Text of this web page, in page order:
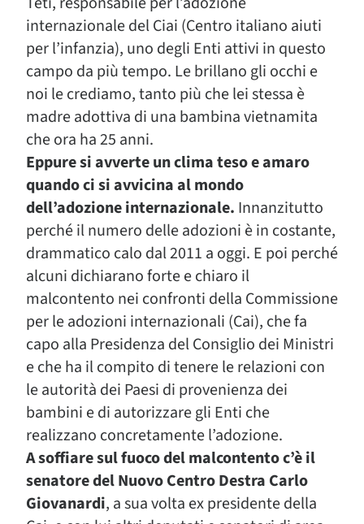
internazionale del Ciai (Centro italiano aiuti
per l’infanzia), uno degli Enti attivi in questo
campo da più tempo. Le brillano gli occhi e
noi le crediamo, tanto più che lei stessa è
madre adottiva di una bambina vietnamita
che ora ha 25 anni.
Eppure si avverte un clima teso e amaro
quando ci si avvicina al mondo
dell’adozione internazionale. Innanzitutto
perché il numero delle adozioni è in costante,
drammatico calo dal 2011 a oggi. E poi perché
alcuni dichiarano forte e chiaro il
malcontento nei confronti della Commissione
per le adozioni internazionali (Cai), che fa
capo alla Presidenza del Consiglio dei Ministri
e che ha il compito di tenere le relazioni con
le autorità dei Paesi di provenienza dei
bambini e di autorizzare gli Enti che
realizzano concretamente l’adozione.
A soffiare sul fuoco del malcontento c’è il
senatore del Nuovo Centro Destra Carlo
Giovanardi, a sua volta ex presidente della